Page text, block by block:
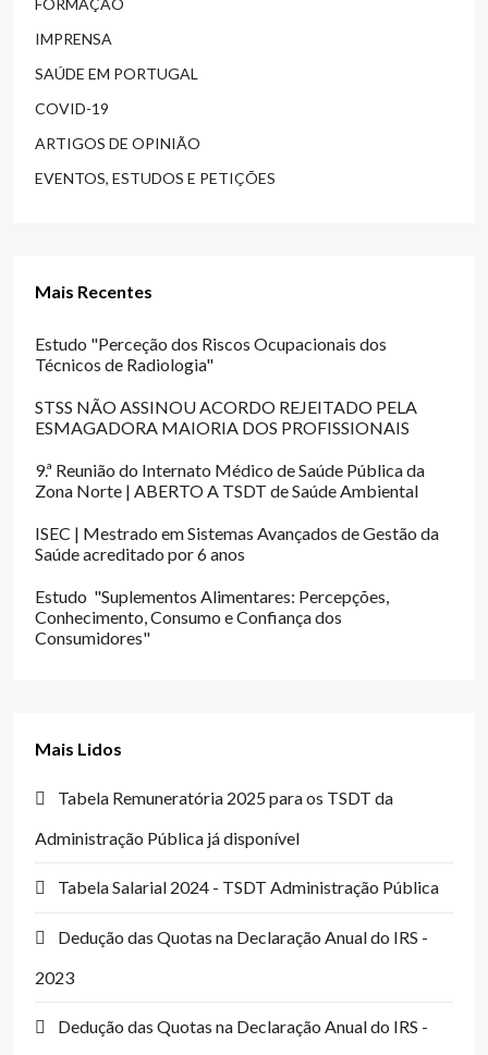
FORMAÇÃO
IMPRENSA
SAÚDE EM PORTUGAL
COVID-19
ARTIGOS DE OPINIÃO
EVENTOS, ESTUDOS E PETIÇÕES
Mais Recentes
Estudo "Perceção dos Riscos Ocupacionais dos
Técnicos de Radiologia"
STSS NÃO ASSINOU ACORDO REJEITADO PELA
ESMAGADORA MAIORIA DOS PROFISSIONAIS
9.ª Reunião do Internato Médico de Saúde Pública da
Zona Norte | ABERTO A TSDT de Saúde Ambiental
ISEC | Mestrado em Sistemas Avançados de Gestão da
Saúde acreditado por 6 anos
Estudo "Suplementos Alimentares: Percepções,
Conhecimento, Consumo e Confiança dos
Consumidores"
Mais Lidos
Tabela Remuneratória 2025 para os TSDT da
Administração Pública já disponível
Tabela Salarial 2024 - TSDT Administração Pública
Dedução das Quotas na Declaração Anual do IRS -
2023
Dedução das Quotas na Declaração Anual do IRS -